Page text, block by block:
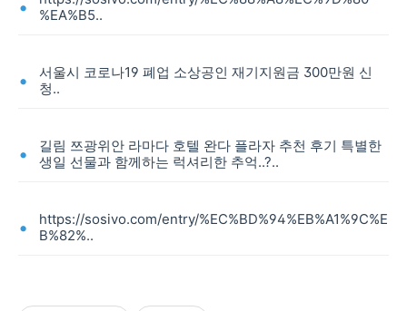
%EA%B5..
서울시 코로나19 폐업 소상공인 재기지원금 300만원 신
청..
길림 쯔광위안 라마다 호텔 완다 플라자 추천 후기 특별한
생일 선물과 함께하는 럭셔리한 추억..?..
https://sosivo.com/entry/%EC%BD%94%EB%A1%9C%E
B%82%..